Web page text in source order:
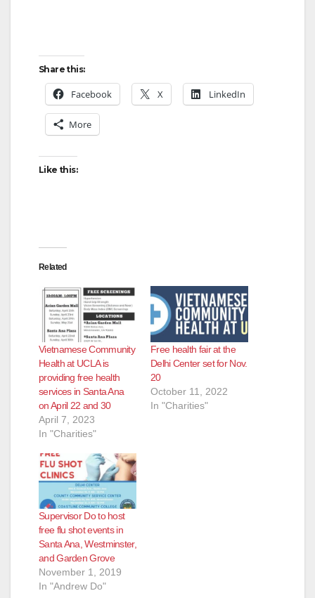
Share this:
Facebook X LinkedIn
More
Like this:
Related
Vietnamese Community
Health at UCLA is
providing free health
services in Santa Ana
on April 22 and 30
April 7, 2023
In "Charities"
Free health fair at the
Delhi Center set for Nov.
20
October 11, 2022
In "Charities"
Supervisor Do to host
free flu shot events in
Santa Ana, Westminster,
and Garden Grove
November 1, 2019
In "Andrew Do"